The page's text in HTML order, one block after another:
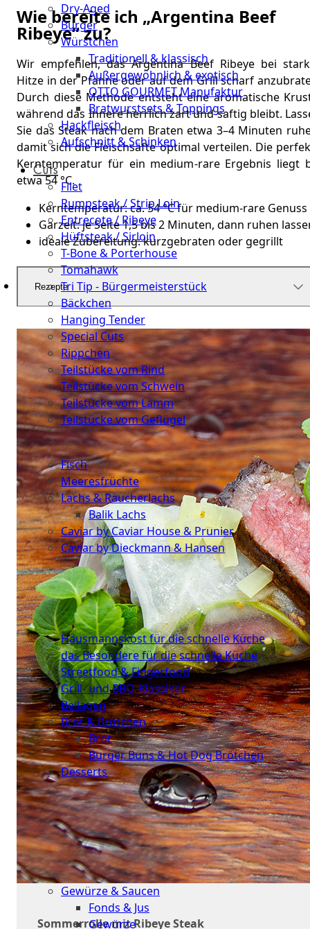
Dry-Aged
Burger
Würstchen
Traditionell & klassisch
Außergewöhnlich & exotisch
OTTO GOURMET Manufaktur
Bratwurstsets & Toppings
Hackfleisch
Aufschnitt & Schinken
Cuts
Filet
Rumpsteak / Strip Loin
Entrecote / Ribeye
Hüftsteak / Sirloin
T-Bone & Porterhouse
Tomahawk
Tri Tip - Bürgermeisterstück
Bäckchen
Hanging Tender
Special Cuts
Rippchen
Teilstücke vom Rind
Teilstücke vom Schwein
Teilstücke vom Lamm
Teilstücke vom Geflügel
Seafood
Fisch
Meeresfrüchte
Lachs & Räucherlachs
Balik Lachs
Caviar by Caviar House & Prunier
Caviar by Dieckmann & Hansen
Probierpakete
Schnelle
Küche
Hausmannskost für die schnelle Küche
das Besondere für die schnelle Küche
Streetfood & Fingerfood
Grill- und BBQ-Klassiker
Beilagen
Brot & Brötchen
Brot
Burger Buns & Hot Dog Brötchen
Desserts
Neu
Sale
&
dazu
Gewürze & Saucen
Fonds & Jus
Gewürze
Wie bereite ich „Argentina Beef
Ribeye“ zu?
Wir empfehlen, das Argentina Beef Ribeye bei
Hitze in der Pfanne oder auf dem Grill scharf
Durch diese Methode entsteht eine aromatische
während das Innere herrlich zart und saftig bleibt.
Sie das Steak nach dem Braten etwa 3–4 Minuten
damit sich die Fleischsäfte optimal verteilen. Die
Kerntemperatur für ein medium-rare Ergebnis liegt
etwa 54 °C.
Kerntemperatur: ca. 54 °C für medium-rare Genuss
Garzeit: je Seite 1,5 bis 2 Minuten, dann ruhen
ideale Zubereitung: kurzgebraten oder gegrillt
Rezepte
Sommerrolle mit Ribeye Steak